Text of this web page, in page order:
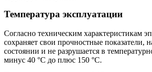
Температура эксплуатации
Согласно техническим характеристикам
сохраняет свои прочностные показатели,
состоянии и не разрушается в
минус 40 °С до плюс 150 °С.